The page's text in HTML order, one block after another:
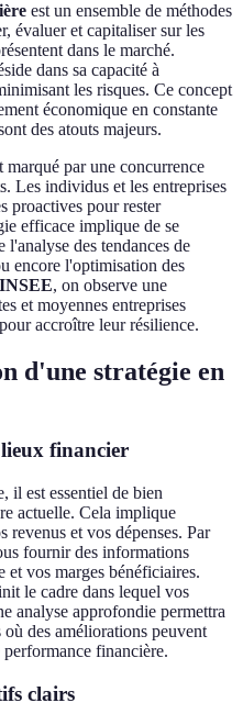
est un ensemble de méthodes
évaluer et capitaliser sur les
dans le marché.
dans sa capacité à
les risques. Ce concept
économique en constante
des atouts majeurs.
par une concurrence
Les individus et les entreprises
proactives pour rester
efficace implique de se
l'analyse des tendances de
encore l'optimisation des
, on observe une
et moyennes entreprises
accroître leur résilience.
d'une stratégie en
financier
il est essentiel de bien
actuelle. Cela implique
revenus et vos dépenses. Par
fournir des informations
et vos marges bénéficiaires.
le cadre dans lequel vos
analyse approfondie permettra
des améliorations peuvent
financière.
clairs